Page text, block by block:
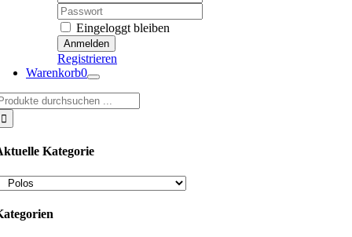
Password:
Eingeloggt bleiben
Registrieren
Warenkorb0
Kategorie